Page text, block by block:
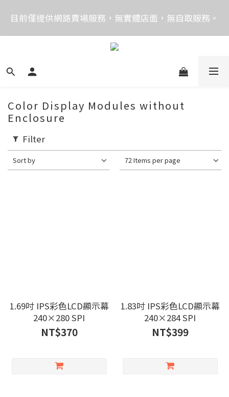
價格均含稅，下單享優惠！歡迎大量採購，由專人提供
專案報價。
目前僅提供網路賣場服務，無實體店面，無自取服務。
目前電話系統異常，暫時無法正常接聽來電，請改播
Color Display Modules without
Enclosure
Filter
Sort by 72 Items per page
1.69吋 IPS彩色LCD顯示幕
240×280 SPI
NT$370
1.83吋 IPS彩色LCD顯示幕
240×284 SPI
NT$399